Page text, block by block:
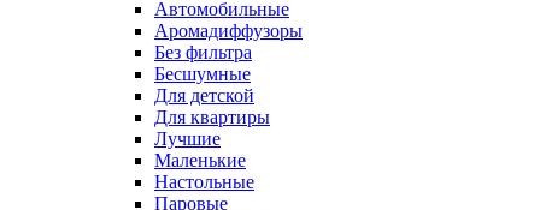
Автомобильные
Аромадиффузоры
Без фильтра
Бесшумные
Для детской
Для квартиры
Лучшие
Маленькие
Настольные
Паровые